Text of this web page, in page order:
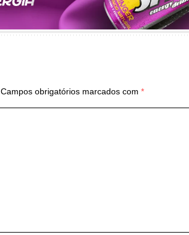
Campos obrigatórios marcados com *